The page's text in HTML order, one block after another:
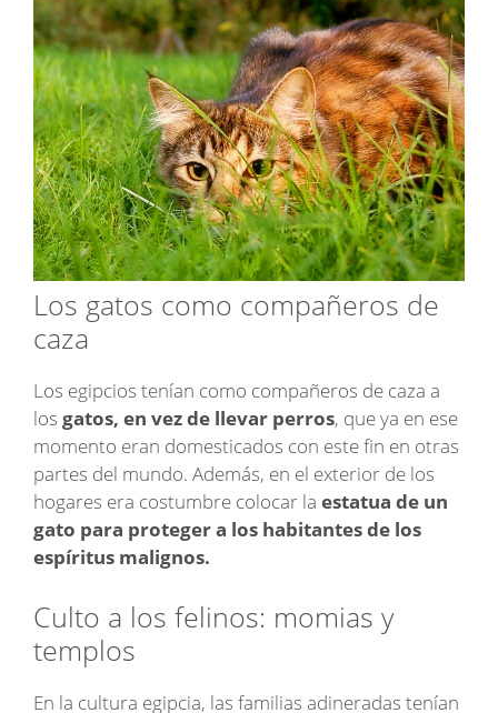
Los gatos como compañeros de
caza
Los egipcios tenían como compañeros de caza a
los gatos, en vez de llevar perros, que ya en ese
momento eran domesticados con este fin en otras
partes del mundo. Además, en el exterior de los
hogares era costumbre colocar la estatua de un
gato para proteger a los habitantes de los
espíritus malignos.
Culto a los felinos: momias y
templos
En la cultura egipcia, las familias adineradas tenían